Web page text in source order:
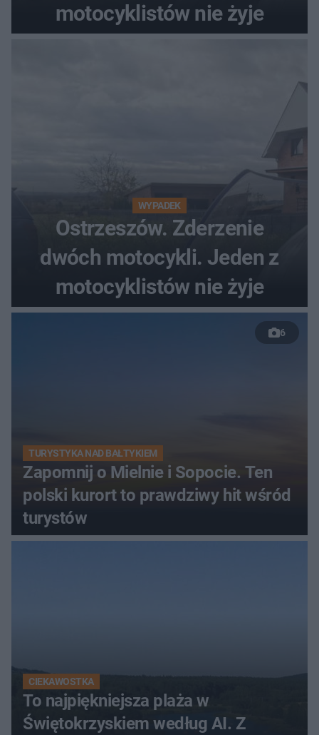
motocyklistów nie żyje
WYPADEK
Ostrzeszów. Zderzenie
dwóch motocykli. Jeden z
motocyklistów nie żyje
6
TURYSTYKA NAD BAŁTYKIEM
Zapomnij o Mielnie i Sopocie. Ten
polski kurort to prawdziwy hit wśród
turystów
CIEKAWOSTKA
To najpiękniejsza plaża w
Świętokrzyskiem według AI. Z